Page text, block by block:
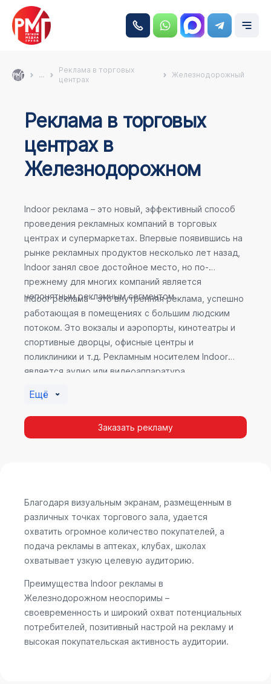
...
Реклама в торговых
центрах
Железнодорожный
Реклама в торговых
центрах в
Железнодорожном
Indoor реклама – это новый, эффективный способ
проведения рекламных компаний в торговых
центрах и супермаркетах. Впервые появившись на
рынке рекламных продуктов несколько лет назад,
Indoor занял свое достойное место, но по-
прежнему для многих компаний является
непонятным рекламным сегментом.
Indoor реклама – это внутренняя реклама, успешно
работающая в помещениях с большим людским
потоком. Это вокзалы и аэропорты, кинотеатры и
спортивные дворцы, офисные центры и
поликлиники и т.д. Рекламным носителем Indoor
является аудио или видеоаппаратура,
эффективность приносит такой вид рекламы в
местах продаж, поскольку воздействие на
покупателя в момент выбора товара наиболее
Indoor рекламы.
Ещё
Заказать рекламу
Благодаря визуальным экранам, размещенным в
различных точках торгового зала, удается
охватить огромное количество покупателей, а
подача рекламы в аптеках, клубах, школах
охватывает узкую целевую аудиторию.
Преимущества Indoor рекламы в
Железнодорожном неоспоримы –
своевременность и широкий охват потенциальных
потребителей, позитивный настрой на рекламу и
высокая покупательская активность аудитории.